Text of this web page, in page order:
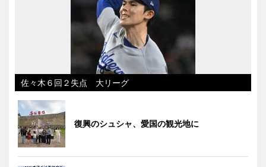
佐々木６回２失点 大リーグ
復興のシュシャ、愛国の観光地に